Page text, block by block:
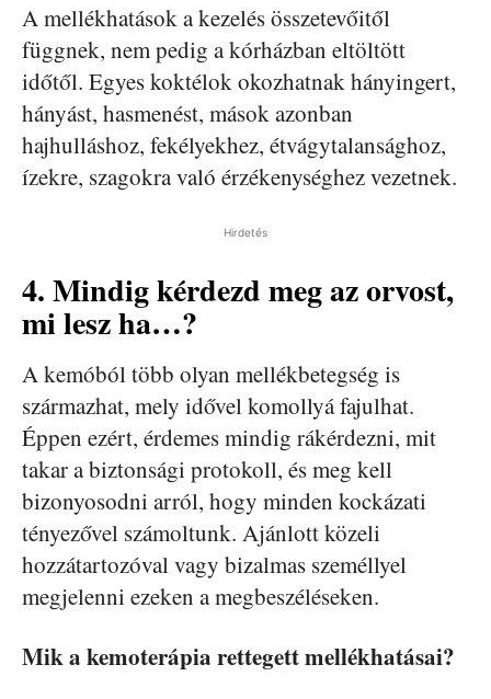
A mellékhatások a kezelés összetevőitől
függnek, nem pedig a kórházban eltöltött
időtől. Egyes koktélok okozhatnak hányingert,
hányást, hasmenést, mások azonban
hajhulláshoz, fekélyekhez, étvágytalansághoz,
ízekre, szagokra való érzékenységhez vezetnek.
Hirdetés
4. Mindig kérdezd meg az orvost,
mi lesz ha…?
A kemóból több olyan mellékbetegség is
származhat, mely idővel komollyá fajulhat.
Éppen ezért, érdemes mindig rákérdezni, mit
takar a biztonsági protokoll, és meg kell
bizonyosodni arról, hogy minden kockázati
tényezővel számoltunk. Ajánlott közeli
hozzátartozóval vagy bizalmas személlyel
megjelenni ezeken a megbeszéléseken.
Mik a kemoterápia rettegett mellékhatásai?